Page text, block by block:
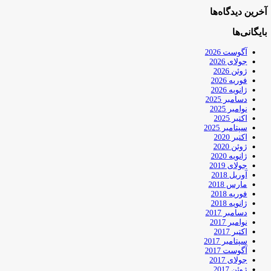
آخرین دیدگاه‌ها
بایگانی‌ها
آگوست 2026
جولای 2026
ژوئن 2026
فوریه 2026
ژانویه 2026
دسامبر 2025
نوامبر 2025
اکتبر 2025
سپتامبر 2025
اکتبر 2020
ژوئن 2020
ژانویه 2020
جولای 2019
آوریل 2018
مارس 2018
فوریه 2018
ژانویه 2018
دسامبر 2017
نوامبر 2017
اکتبر 2017
سپتامبر 2017
آگوست 2017
جولای 2017
ژوئن 2017